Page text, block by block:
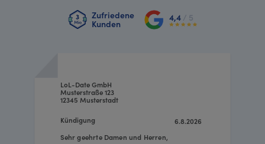
Zufriedene
Kunden
4,4 / 5
6.8.2026
LoL-Date GmbH
Musterstraße 123
12345 Musterstadt
Sehr geehrte Damen und Herren,
Kündigung